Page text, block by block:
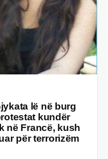
lë në burg
kundër
në Francë, kush
për terrorizëm